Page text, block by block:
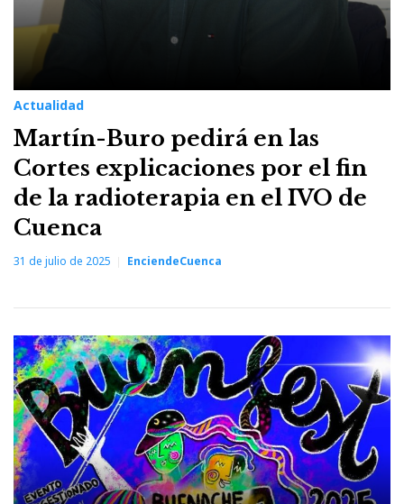
Actualidad
Martín-Buro pedirá en las
Cortes explicaciones por el fin
de la radioterapia en el IVO de
Cuenca
31 de julio de 2025 EnciendeCuenca